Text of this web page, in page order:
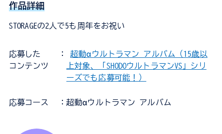
作品詳細
STORAGEの2人で5も周年をお祝い
応募した
コンテンツ
：超動αウルトラマン アルバム（15歳以
上対象、「SHODOウルトラマンVS」シリ
ーズでも応募可能！）
応募コース ：超動αウルトラマン アルバム